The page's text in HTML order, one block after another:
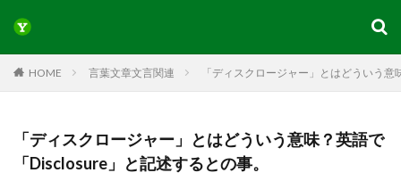
HOME 言葉文章文言関連 「ディスクロージャー」とはどういう
「ディスクロージャー」とはどういう意味？英語で
「Disclosure」と記述するとの事。